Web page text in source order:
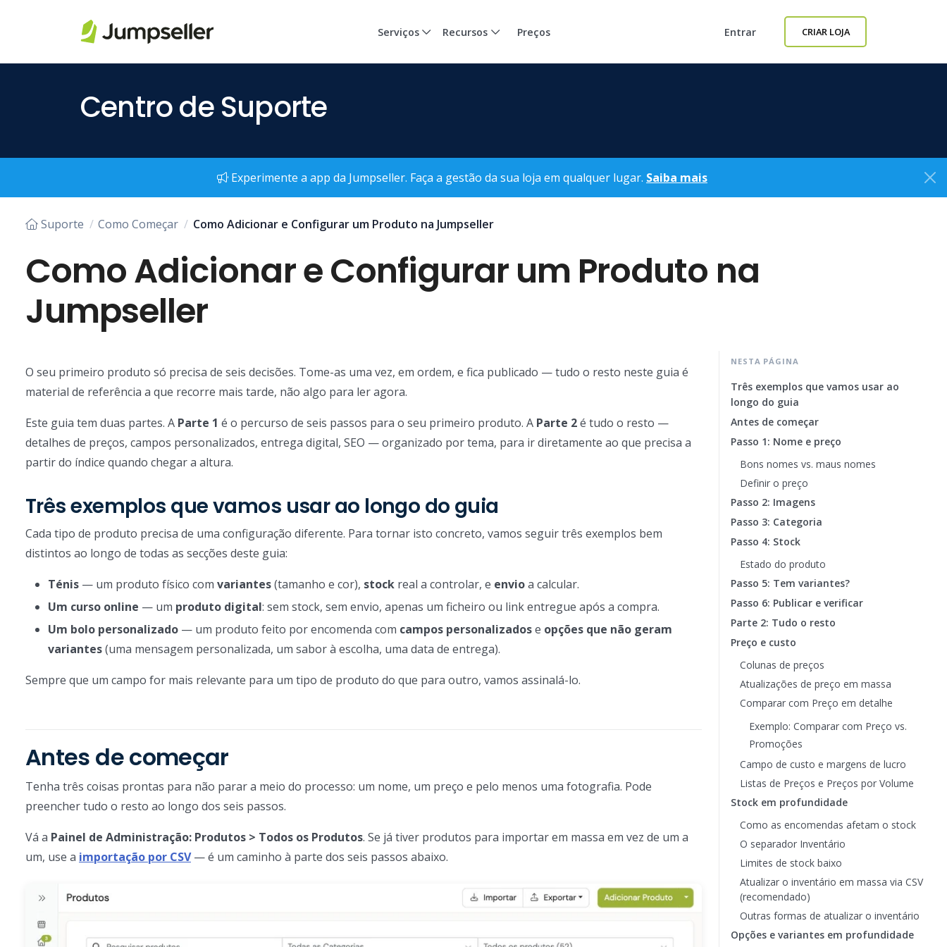
Saltar para o conteúdo principal
Serviços Recursos Preços Entrar CRIAR LOJA
Centro de Suporte
Experimente a app da Jumpseller. Faça a gestão da sua loja em qualquer lugar. Saiba mais
Suporte Como Começar Como Adicionar e Configurar um Produto na Jumpseller
Como Adicionar e Configurar um Produto na
Jumpseller
O seu primeiro produto só precisa de seis decisões. Tome-as uma vez, em ordem, e fica publicado — tudo o resto neste guia é
material de referência a que recorre mais tarde, não algo para ler agora.
Este guia tem duas partes. A Parte 1 é o percurso de seis passos para o seu primeiro produto. A Parte 2é tudo o resto —
detalhes de preços, campos personalizados, entrega digital, SEO — organizado por tema, para ir diretamente ao que precisa a
partir do índice quando chegar a altura.
Três exemplos que vamos usar ao longo do guia
Cada tipo de produto precisa de uma configuração diferente. Para tornar isto concreto, vamos seguir três exemplos bem
distintos ao longo de todas as secções deste guia:
Ténis — um produto físico com variantes(tamanho e cor), stock real a controlar, e envioa calcular.
Um curso online — um produto digital: sem stock, sem envio, apenas um ficheiro ou link entregue após a compra.
Um bolo personalizado — um produto feito por encomenda com campos personalizadose opções que não geram
variantes(uma mensagem personalizada, um sabor à escolha, uma data de entrega).
Sempre que um campo for mais relevante para um tipo de produto do que para outro, vamos assinalá-lo.
Antes de começar
Tenha três coisas prontas para não parar a meio do processo: um nome, um preço e pelo menos uma fotografia. Pode
preencher tudo o resto ao longo dos seis passos.
Vá a Painel de Administração: Produtos > Todos os Produtos. Se já tiver produtos para importar em massa em vez de um a
um, use a importação por CSV— é um caminho à parte dos seis passos abaixo.
NESTA PÁGINA
Três exemplos que vamos usar ao
longo do guia
Antes de começar
Passo 1: Nome e preço
Bons nomes vs. maus nomes
Definir o preço
Passo 2: Imagens
Passo 3: Categoria
Passo 4: Stock
Estado do produto
Passo 5: Tem variantes?
Passo 6: Publicar e verificar
Parte 2: Tudo o resto
Preço e custo
Colunas de preços
Atualizações de preço em massa
Comparar com Preço em detalhe
Exemplo: Comparar com Preço vs.
Promoções
Campo de custo e margens de lucro
Listas de Preços e Preços por Volume
Stock em profundidade
Como as encomendas afetam o stock
O separador Inventário
Limites de stock baixo
Atualizar o inventário em massa via CSV
(recomendado)
Outras formas de atualizar o inventário
Opções e variantes em profundidade